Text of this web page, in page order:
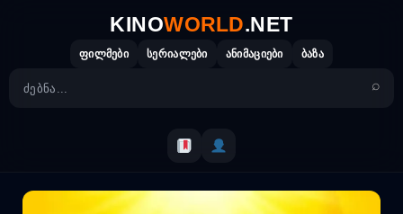
KINOWORLD.NET
ფილმები სერიალები ანიმაციები ბაზა